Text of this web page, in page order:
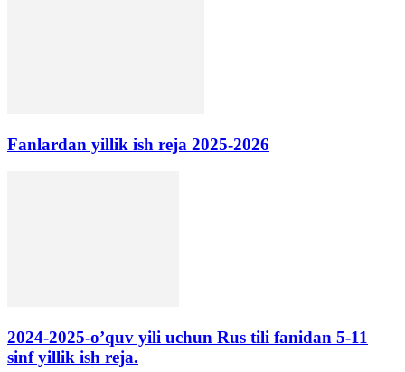
Fanlardan yillik ish reja 2025-2026
2024-2025-o’quv yili uchun Rus tili fanidan 5-11
sinf yillik ish reja.